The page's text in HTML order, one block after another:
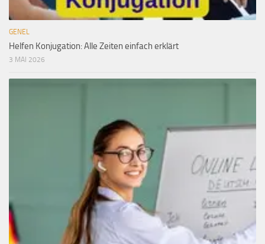
GENEL
Helfen Konjugation: Alle Zeiten einfach erklärt
3 MAI 2026